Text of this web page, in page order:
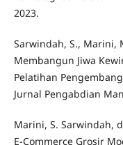
2023.
Sarwindah, S., Marini,
Membangun Jiwa
Pelatihan
Jurnal Pengabdian
Marini, S. Sarwindah,
E-Commerce Grosir